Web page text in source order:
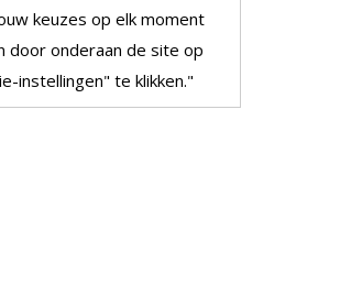
keuzes op elk moment
door onderaan de site op
instellingen" te klikken."